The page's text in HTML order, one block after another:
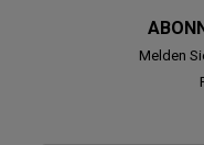
Melden